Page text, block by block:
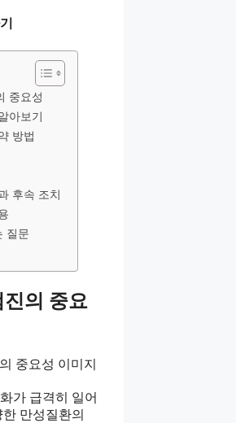
중요성
아보기
방법
후속 조치
질문
의 중요
가 급격히 일어
만성질환의